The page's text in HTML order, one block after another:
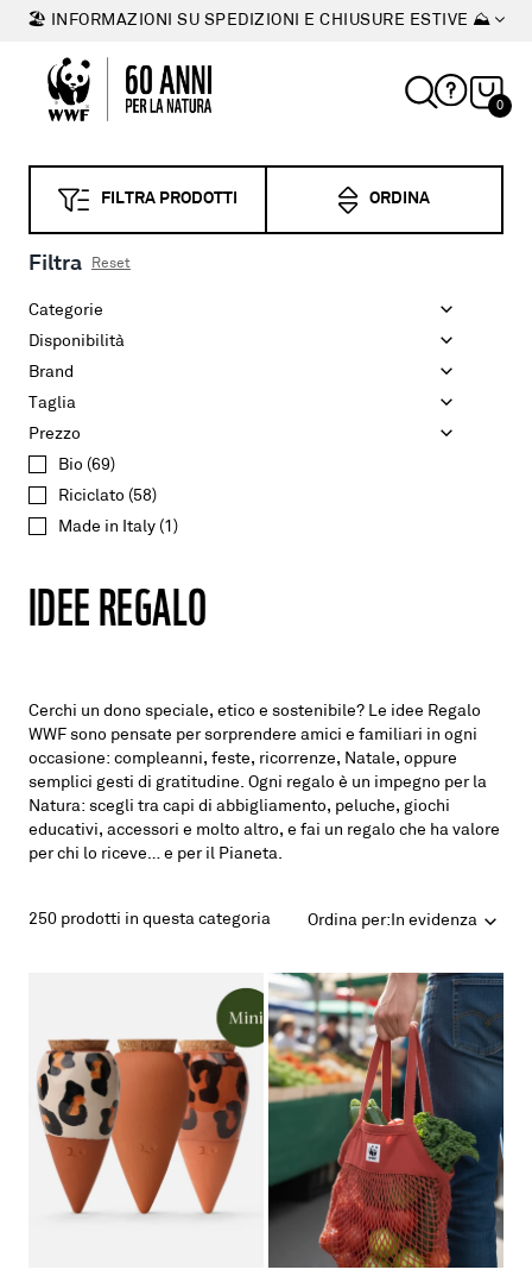
🏖 INFORMAZIONI SU SPEDIZIONI E CHIUSURE ESTIVE ⛰
0
FILTRA PRODOTTI ORDINA
Filtra Reset
Categorie
Disponibilità
Brand
Taglia
Prezzo
Bio (69)
Riciclato (58)
Made in Italy (1)
IDEE REGALO
Cerchi un dono speciale, etico e sostenibile? Le idee Regalo
WWF sono pensate per sorprendere amici e familiari in ogni
occasione: compleanni, feste, ricorrenze, Natale, oppure
semplici gesti di gratitudine. Ogni regalo è un impegno per la
Natura: scegli tra capi di abbigliamento, peluche, giochi
educativi, accessori e molto altro, e fai un regalo che ha valore
per chi lo riceve… e per il Pianeta.
250 prodotti in questa categoria Ordina per:In evidenza